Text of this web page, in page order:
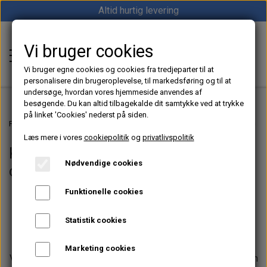
Altid hurtig levering
Shop12volt
Hjem
Autoterm dieselfyr
1852 Diesel Bådvarmer
Strøm
Vind/Sol
Forside
Køleskabe 12 & 24volt til båd og
camper
køleskabetil båd, sejlbåd, motorbåd, autocamper,
Vi fører kvalitetskøleskabe fra anerkendte producenter som
Vi bruger cookies
Vi bruger egne cookies og cookies fra tredjeparter til at
personalisere din brugeroplevelse, til markedsføring og til at
undersøge, hvordan vores hjemmeside anvendes af
besøgende. Du kan altid tilbagekalde dit samtykke ved at trykke
på linket 'Cookies' nederst på siden.
Læs mere i vores cookiepolitikog privatlivspolitik
Nødvendige cookies
Funktionelle cookies
Statistik cookies
Marketing cookies